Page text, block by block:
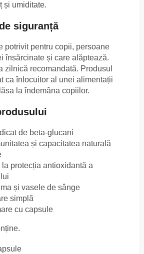
și umiditate.
siguranță
potrivit pentru copii, persoane
însărcinate și care alăptează.
zilnică recomandată. Produsul
ca înlocuitor al unei alimentații
la îndemâna copiilor.
de beta-glucani
și capacitatea naturală
protecția antioxidantă a
și vasele de sânge
simplă
cu capsule